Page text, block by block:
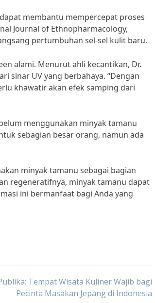
membantu mempercepat proses
Journal of Ethnopharmacology,
pertumbuhan sel-sel kulit baru.
alami. Menurut ahli kecantikan, Dr.
sinar UV yang berbahaya. “Dengan
khawatir akan efek samping dari
menggunakan minyak tamanu
sebagian besar orang, namun ada
minyak tamanu sebagai bagian
regeneratifnya, minyak tamanu dapat
ini bermanfaat bagi Anda yang
Tempat Wisata Kuliner Wajib bagi
Pecinta Masakan Jepang di Indonesia